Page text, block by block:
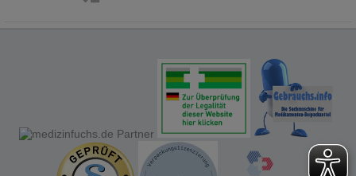
Bitte beachten Sie, dass Daten hierfür teilweise an